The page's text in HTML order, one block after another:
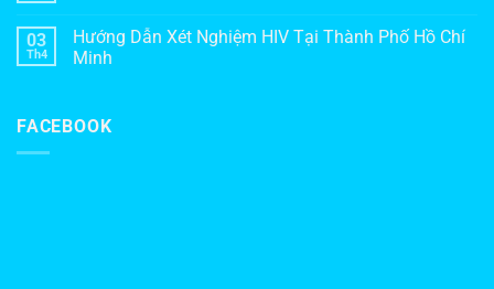
03
Th4
Hướng Dẫn Xét Nghiệm HIV Tại Thành Phố Hồ Chí
Minh
FACEBOOK